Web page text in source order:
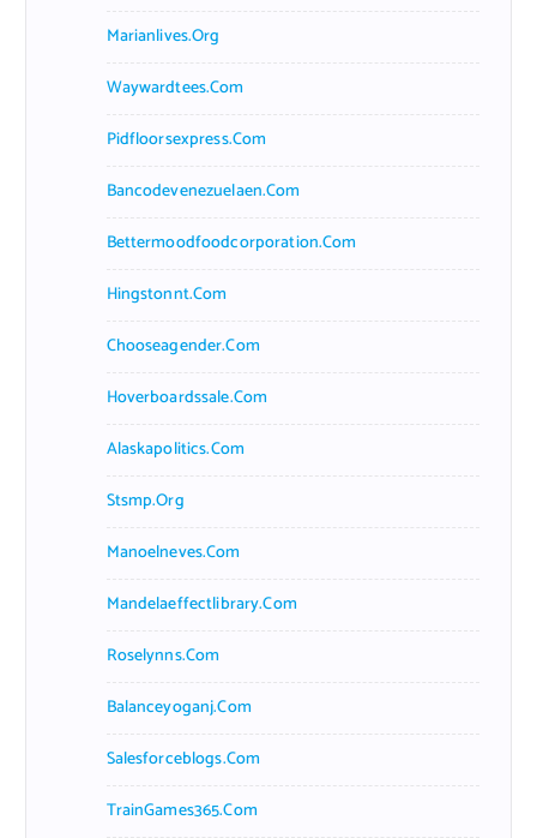
Marianlives.org
Waywardtees.com
Pidfloorsexpress.com
Bancodevenezuelaen.com
Bettermoodfoodcorporation.com
Hingstonnt.com
Chooseagender.com
Hoverboardssale.com
Alaskapolitics.com
Stsmp.org
Manoelneves.com
Mandelaeffectlibrary.com
Roselynns.com
Balanceyoganj.com
Salesforceblogs.com
TrainGames365.com